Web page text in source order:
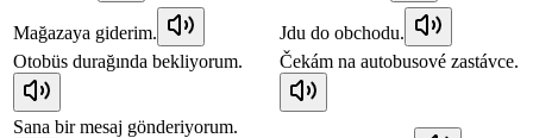
Mağazaya giderim.
Jdu do obchodu.
Otobüs durağında bekliyorum.
Čekám na autobusové zastávce.
Sana bir mesaj gönderiyorum.